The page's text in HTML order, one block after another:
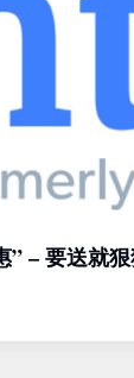
– 要送就狠